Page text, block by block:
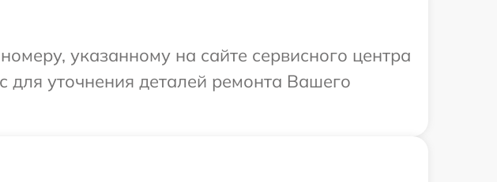
указанному на сайте сервисного центра
уточнения деталей ремонта Вашего